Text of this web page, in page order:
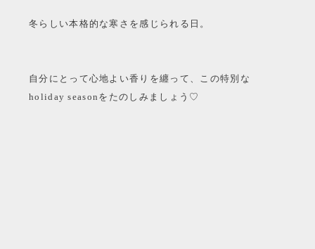
冬らしい本格的な寒さを感じられる日。
自分にとって心地よい香りを纏って、この特別な
holiday seasonをたのしみましょう♡